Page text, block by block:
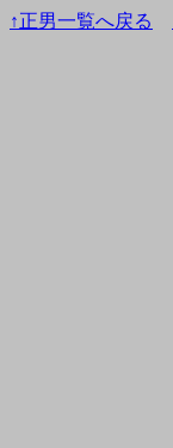
↑正男一覧へ戻る